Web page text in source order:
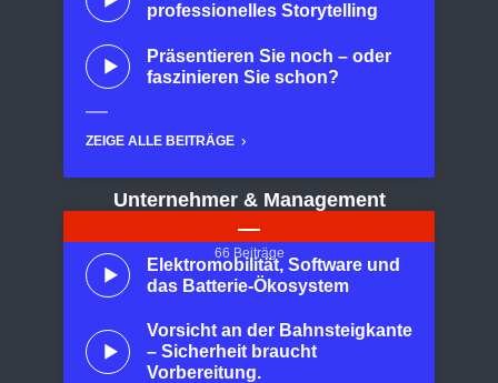
professionelles Storytelling
Präsentieren Sie noch – oder
faszinieren Sie schon?
ZEIGE ALLE BEITRÄGE
Unternehmer & Management
66 Beiträge
Elektromobilität, Software und
das Batterie-Ökosystem
Vorsicht an der Bahnsteigkante
– Sicherheit braucht
Vorbereitung.